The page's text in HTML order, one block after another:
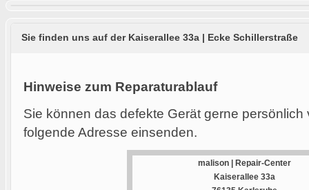
Sie finden uns auf der Kaiserallee 33a | Ecke Schillerstraße
Hinweise zum Reparaturablauf
Sie können das defekte Gerät gerne
folgende Adresse einsenden.
malison | Repair-Center
Kaiserallee 33a